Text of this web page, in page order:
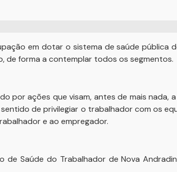
em dotar o sistema de saúde pública
de forma a contemplar todos os segmentos.
por ações que visam, antes de mais nada,
de privilegiar o trabalhador com os
e ao empregador.
de Saúde do Trabalhador de Nova